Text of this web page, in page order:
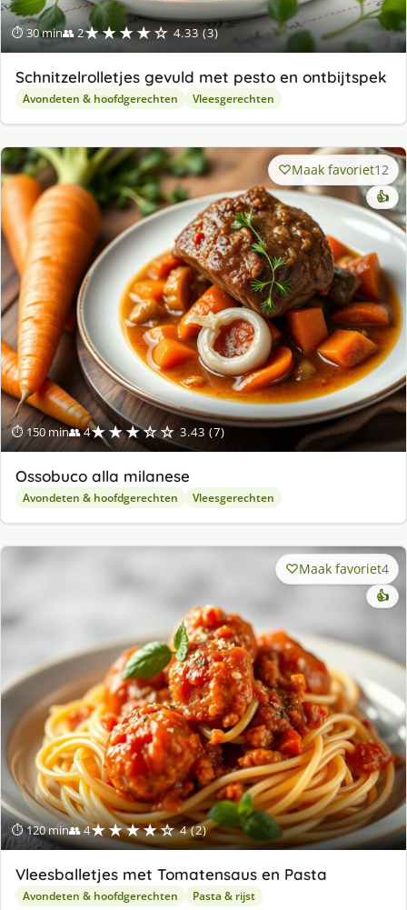
⏱ 30 min👥 2★★★★☆ 4.33 (3)
Schnitzelrolletjes gevuld met pesto en ontbijtspek
Avondeten & hoofdgerechten Vleesgerechten
⏱ 150 min👥 4★★★☆☆ 3.43 (7)
Maak favoriet12
👍
Ossobuco alla milanese
Avondeten & hoofdgerechten Vleesgerechten
⏱ 120 min👥 4★★★★☆ 4 (2)
Maak favoriet4
👍
Vleesballetjes met Tomatensaus en Pasta
Avondeten & hoofdgerechten Pasta & rijst